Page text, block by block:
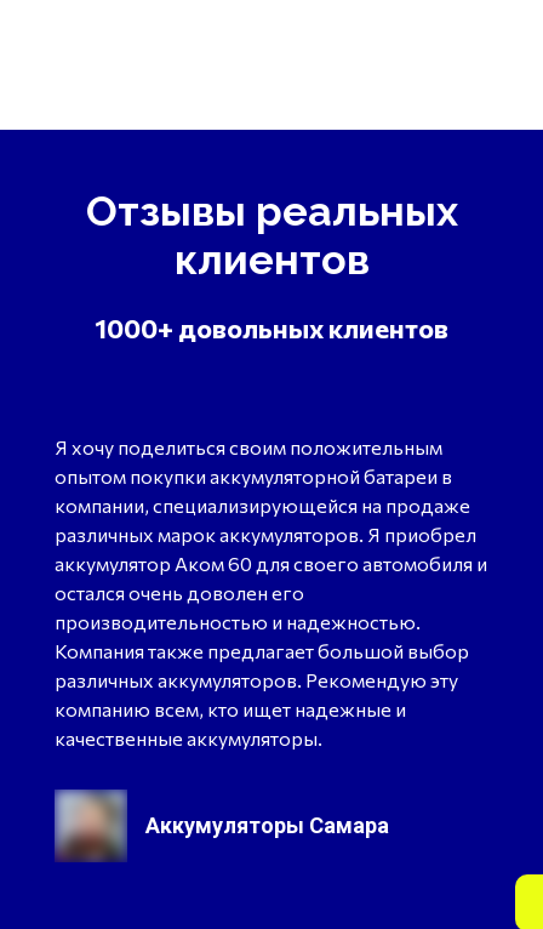
Отзывы реальных
клиентов
1000+ довольных клиентов
Я хочу поделиться своим положительным
опытом покупки аккумуляторной батареи в
компании, специализирующейся на продаже
различных марок аккумуляторов. Я приобрел
аккумулятор Аком 60 для своего автомобиля и
остался очень доволен его
производительностью и надежностью.
Компания также предлагает большой выбор
различных аккумуляторов. Рекомендую эту
компанию всем, кто ищет надежные и
качественные аккумуляторы.
Аккумуляторы Самара